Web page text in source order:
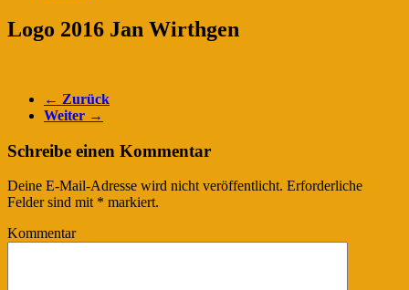
Logo 2016 Jan Wirthgen
← Zurück
Weiter →
Schreibe einen Kommentar
Deine E-Mail-Adresse wird nicht veröffentlicht. Erforderliche
Felder sind mit * markiert.
Kommentar